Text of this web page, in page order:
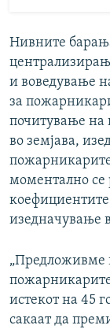
Нивните
и воведување
за
почитување на
во земјава,
моментално се
изедначување
„Предложивме
истекот на 45
сакаат да